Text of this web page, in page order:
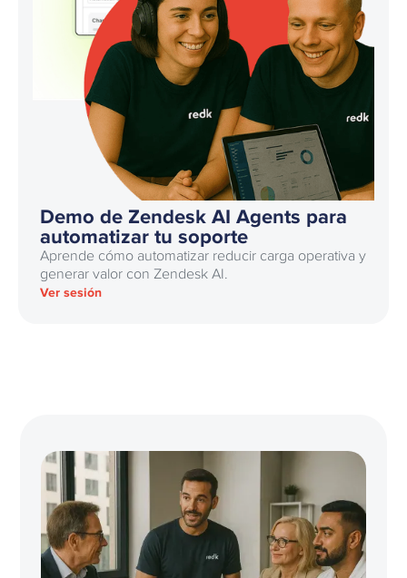
Demo de Zendesk AI Agents para
automatizar tu soporte
Aprende cómo automatizar reducir carga operativa y
generar valor con Zendesk AI.
Ver sesión